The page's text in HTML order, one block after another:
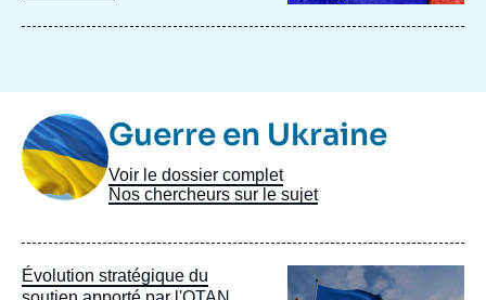
Image
TaxonomieGuerre en Ukraine
Voir le dossier complet
Nos chercheurs sur le sujet
Évolution stratégique du
Image
principale